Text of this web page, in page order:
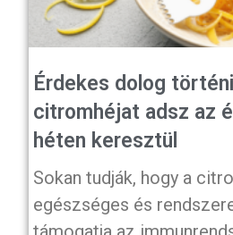
Érdekes dolog
citromhéjat adsz az
héten keresztül
Sokan tudják, hogy a
egészséges és